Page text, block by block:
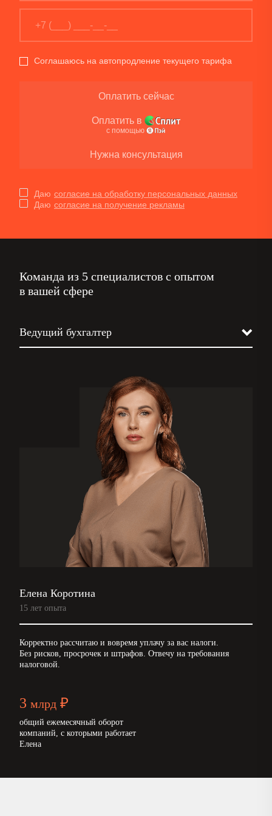
Соглашаюсь на автопродление текущего тарифа
Оплатить сейчас
Оплатить в
с помощью
Нужна консультация
Даю согласие на обработку персональных данных
Даю согласие на получение рекламы
Команда из 5 специалистов с опытом
в вашей сфере
Ведущий бухгалтер
Бизнес-ассистент
Елена Коротина
15 лет опыта
Корректно рассчитаю и вовремя уплачу за вас налоги.
Без рисков, просрочек и штрафов. Отвечу на требования
налоговой.
3 млрд ₽
общий ежемесячный оборот
компаний, с которыми работает
Елена